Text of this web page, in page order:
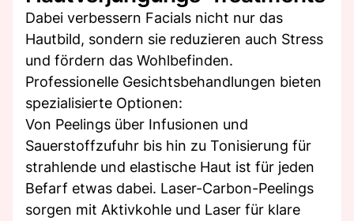
Dabei verbessern Facials nicht nur das
Hautbild, sondern sie reduzieren auch Stress
und fördern das Wohlbefinden.
Professionelle Gesichtsbehandlungen bieten
spezialisierte Optionen:
Von Peelings über Infusionen und
Sauerstoffzufuhr bis hin zu Tonisierung für
strahlende und elastische Haut ist für jeden
Befarf etwas dabei. Laser-Carbon-Peelings
sorgen mit Aktivkohle und Laser für klare